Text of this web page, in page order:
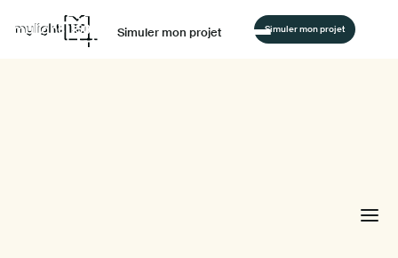
Simuler mon projet Simuler mon projet